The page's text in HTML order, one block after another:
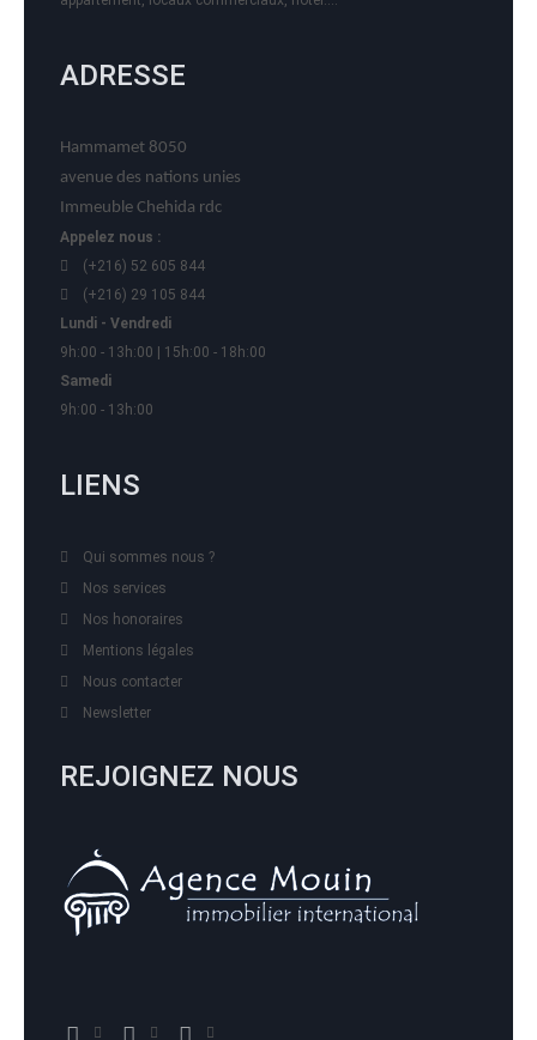
ADRESSE
Hammamet 8050
avenue des nations unies
Immeuble Chehida rdc
Appelez nous :
(+216) 52 605 844
(+216) 29 105 844
Lundi - Vendredi
9h:00 - 13h:00 | 15h:00 - 18h:00
Samedi
9h:00 - 13h:00
LIENS
Qui sommes nous ?
Nos services
Nos honoraires
Mentions légales
Nous contacter
Newsletter
REJOIGNEZ NOUS